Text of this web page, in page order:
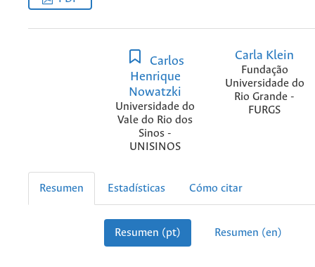
Carlos
Henrique
Nowatzki
Universidade do
Vale do Rio dos
Sinos -
UNISINOS
Carla Klein
Fundação
Universidade do
Rio Grande -
FURGS
Resumen Estadísticas Cómo citar
Resumen (pt) Resumen (en)